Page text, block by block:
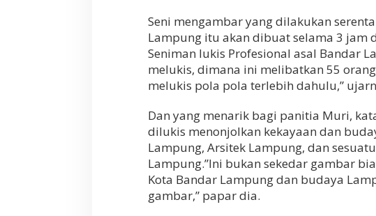
Seni mengambar yang dilakukan
Lampung itu akan dibuat selama 3 jam
Seniman lukis Profesional asal Bandar
melukis, dimana ini melibatkan 55
melukis pola pola terlebih dahulu,”
Dan yang menarik bagi panitia Muri,
dilukis menonjolkan kekayaan dan
Lampung, Arsitek Lampung, dan
Lampung.”Ini bukan sekedar gambar
Kota Bandar Lampung dan budaya
gambar,” papar dia.